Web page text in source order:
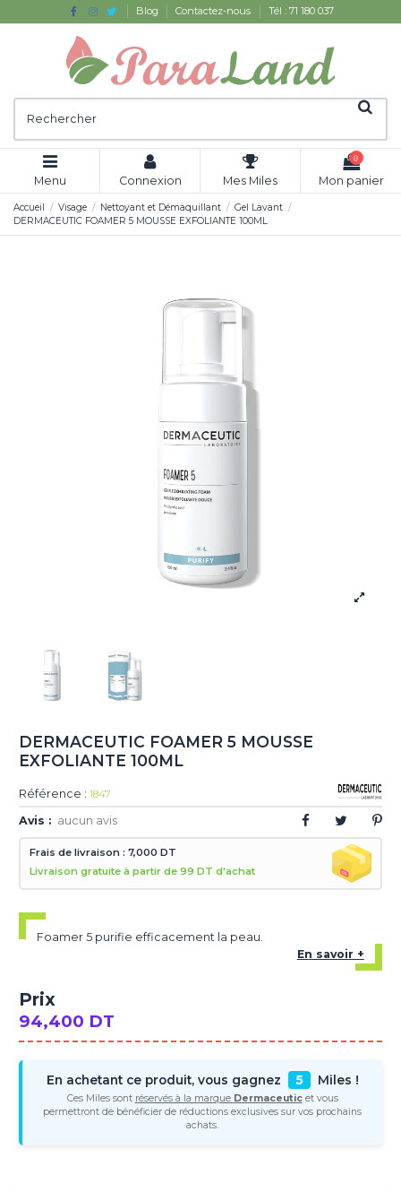
Blog Contactez-nous Tél : 71 180 037
Menu Connexion Mes Miles
0
Mon panier
Accueil Visage Nettoyant et Démaquillant
Gel Lavant
DERMACEUTIC FOAMER 5 MOUSSE EXFOLIANTE 100ML
DERMACEUTIC FOAMER 5 MOUSSE
EXFOLIANTE 100ML
Référence : 1847
Avis : aucun avis
Frais de livraison : 7,000 DT
Livraison gratuite à partir de 99 DT d'achat
Foamer 5 purifie efficacement la peau.
En savoir +
Prix
94,400 DT
En achetant ce produit, vous gagnez 5 Miles !
Ces Miles sont réservés à la marque Dermaceuticet vous
permettront de bénéficier de réductions exclusives sur vos prochains
achats.